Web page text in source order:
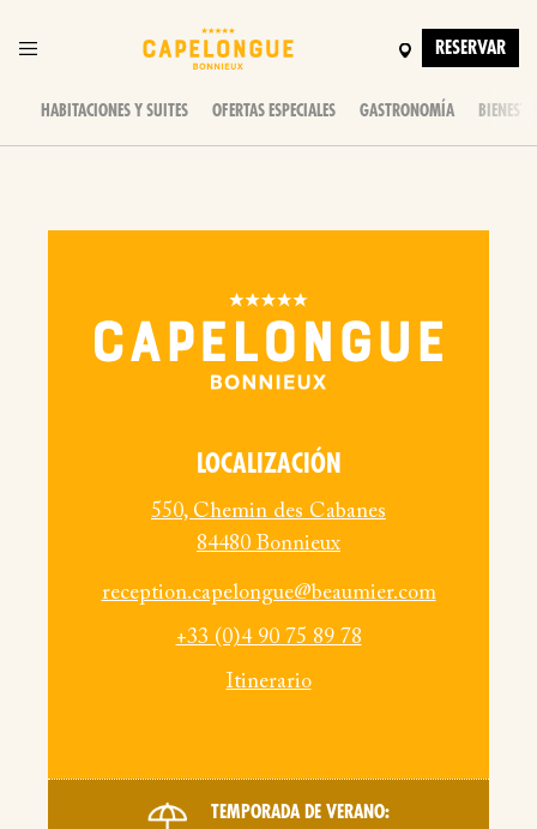
RESERVAR
HABITACIONES Y SUITES OFERTAS ESPECIALES GASTRONOMÍA
LOCALIZACIÓN
550, Chemin des Cabanes
84480 Bonnieux
reception.capelongue@beaumier.com
+33 (0)4 90 75 89 78
Itinerario
TEMPORADA DE VERANO: